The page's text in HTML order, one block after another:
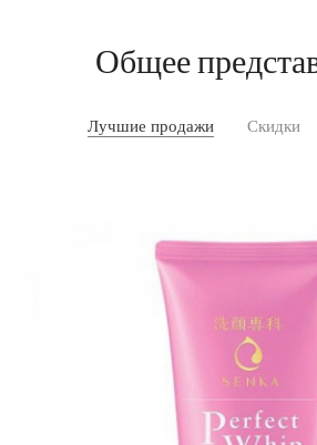
Общее
Лучшие продажи Скидки